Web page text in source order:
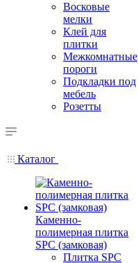
Восковые
мелки
Клей для
плитки
Межкомнатные
пороги
Подкладки под
мебель
Розетты
Каталог
Каменно-
полимерная плитка
SPC (замковая)
Плитка SPC